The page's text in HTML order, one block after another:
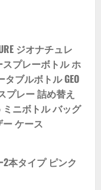
ジオナチュレ
プレーボトル ホ
ブルボトル GEO
プレー 詰め替え
ニボトル バッグ
ケース
2本タイプ ピンク